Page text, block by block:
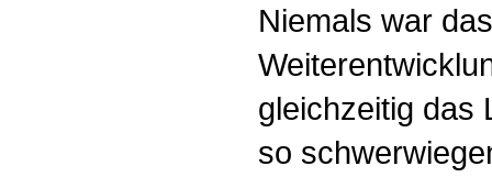
Niemals war
gleichzeitig das
so